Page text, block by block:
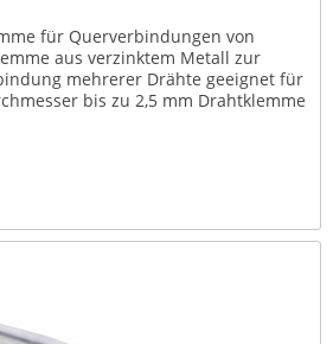
für Querverbindungen von
aus verzinktem Metall zur
mehrerer Drähte geeignet für
bis zu 2,5 mm Drahtklemme